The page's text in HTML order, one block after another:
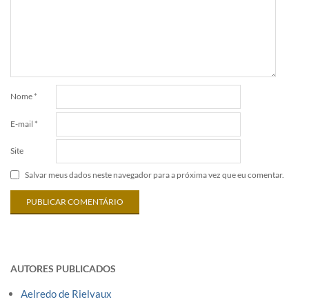
Nome *
E-mail *
Site
Salvar meus dados neste navegador para a próxima vez que eu comentar.
AUTORES PUBLICADOS
Aelredo de Rielvaux